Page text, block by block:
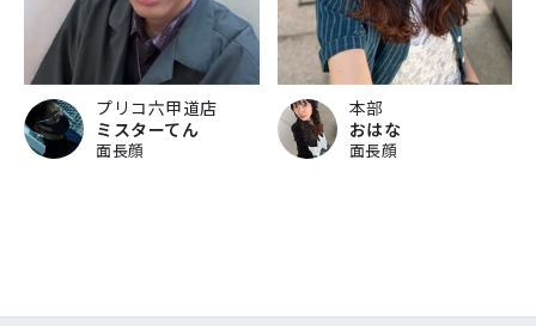
プリコ六甲道店
ミスターてん
面長顔
本部
おはな
面長顔